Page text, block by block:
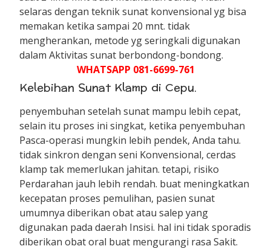
selaras dengan teknik sunat konvensional yg bisa
memakan ketika sampai 20 mnt. tidak
mengherankan, metode yg seringkali digunakan
dalam Aktivitas sunat berbondong-bondong.
WHATSAPP 081-6699-761
Kelebihan Sunat Klamp di Cepu.
penyembuhan setelah sunat mampu lebih cepat,
selain itu proses ini singkat, ketika penyembuhan
Pasca-operasi mungkin lebih pendek, Anda tahu.
tidak sinkron dengan seni Konvensional, cerdas
klamp tak memerlukan jahitan. tetapi, risiko
Perdarahan jauh lebih rendah. buat meningkatkan
kecepatan proses pemulihan, pasien sunat
umumnya diberikan obat atau salep yang
digunakan pada daerah Insisi. hal ini tidak sporadis
diberikan obat oral buat mengurangi rasa Sakit.